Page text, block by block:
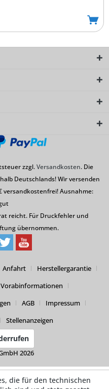
zzgl.Versandkosten. Die
Deutschlands! Wir versenden
versandkostenfrei! Ausnahme:
reicht. Für Druckfehler und
übernommen.
Anfahrt
Herstellergarantie
AGB
Impressum
Stellenanzeigen
2026
die für den technischen